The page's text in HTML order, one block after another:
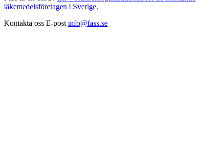
läkemedelsföretagen i Sverige.
Kontakta oss E-post info@fass.se